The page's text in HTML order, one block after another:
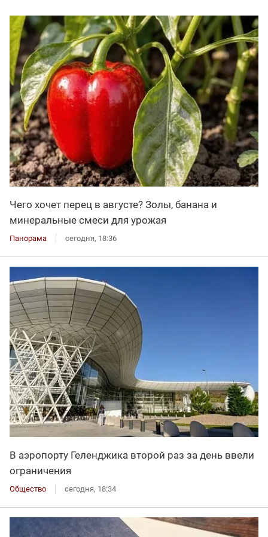
Чего хочет перец в августе? Золы, банана и
минеральные смеси для урожая
Панорама сегодня, 18:36
В аэропорту Геленджика второй раз за день ввели
ограничения
Общество сегодня, 18:34